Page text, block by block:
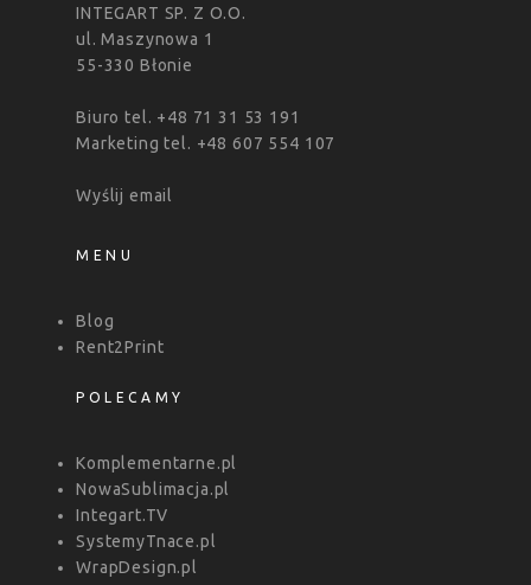
INTEGART SP. Z O.O.
ul. Maszynowa 1
55-330 Błonie
Biuro tel. +48 71 31 53 191
Marketing tel. +48 607 554 107
Wyślij email
MENU
Blog
Rent2Print
POLECAMY
Komplementarne.pl
NowaSublimacja.pl
Integart.TV
SystemyTnace.pl
WrapDesign.pl